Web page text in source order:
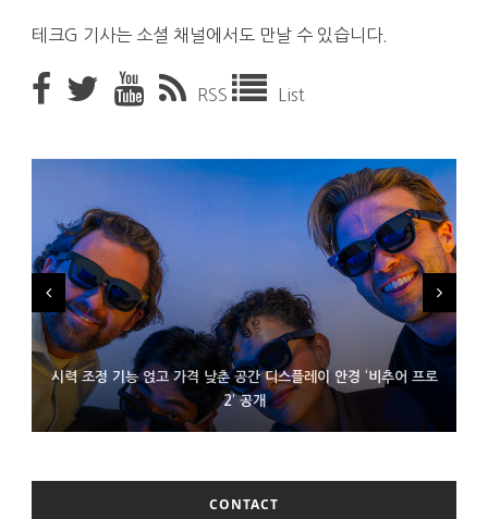
테크G 기사는 소셜 채널에서도 만날 수 있습니다.
RSS List
시력 조정 기능 얹고 가격 낮춘 공간 디스플레이 안경 ‘비추어 프로
2’ 공개
D램 부족에 10억달러어치 아이폰18 프로세서 패키징 대기 중
300~400달러 반지형 스피커 준비하는 오픈AI
CONTACT